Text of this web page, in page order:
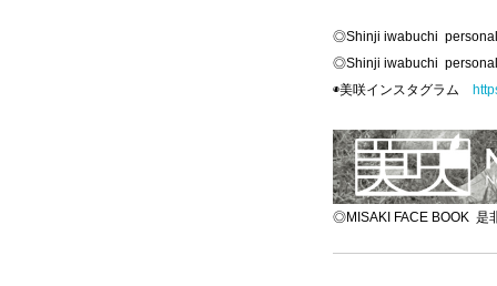
◎Shinji iwabuchi
◎Shinji iwabuchi
◉美咲インスタグラム
◎MISAKI FACE BOOK 是